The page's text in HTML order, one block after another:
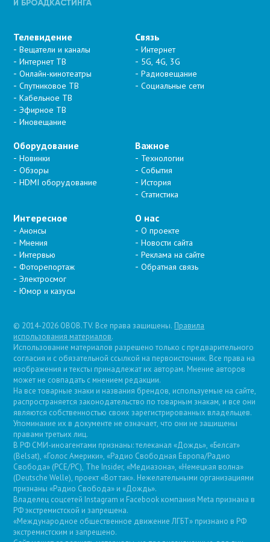
Телевидение
Вещатели и каналы
Интернет ТВ
Онлайн-кинотеатры
Спутниковое ТВ
Кабельное ТВ
Эфирное ТВ
Иновещание
Связь
Интернет
5G, 4G, 3G
Радиовещание
Социальные сети
Оборудование
Новинки
Обзоры
HDMI оборудование
Важное
Технологии
События
История
Статистика
Интересное
Анонсы
Мнения
Интервью
Фоторепортаж
Электросмог
Юмор и казусы
О нас
О проекте
Новости сайта
Реклама на сайте
Обратная связь
© 2014-2026 OBOB.TV. Все права защищены. Правила
использования материалов.
Использование материалов разрешено только с предварительного
согласия и с обязательной ссылкой на первоисточник. Все права на
изображения и тексты принадлежат их авторам. Мнение авторов
может не совпадать с мнением редакции.
На все товарные знаки и названия брендов, используемые на сайте,
распространяется законодательство по товарным знакам, и все они
являются собственностью своих зарегистрированных владельцев.
Упоминание их в документе не означает, что они не защищены
правами третьих лиц.
В РФ СМИ-иноагентами признаны: телеканал «Дождь», «Белсат»
(Belsat), «Голос Америки», «Радио Свободная Европа/Радио
Свобода» (PCE/PC), The Insider, «Медиазона», «Немецкая волна»
(Deutsche Welle), проект «Вот так». Нежелательными организациями
признаны «Радио Свобода» и «Дождь».
Владелец соцсетей Instagram и Facebook компания Metа признана в
РФ экстремистской и запрещена.
«Международное общественное движение ЛГБТ» признано в РФ
экстремистским и запрещено.